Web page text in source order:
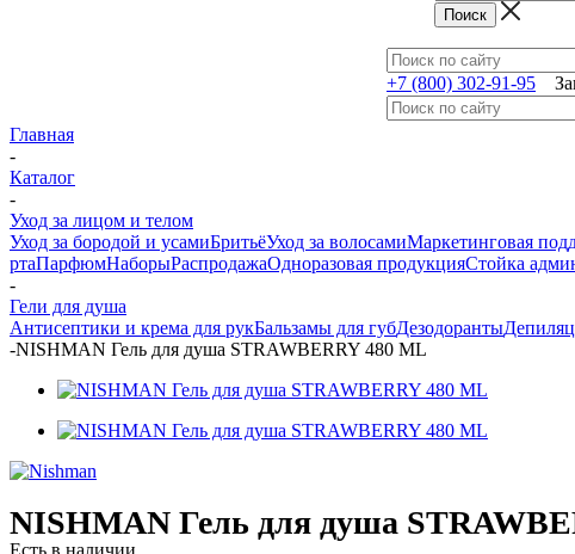
+7 (800) 302-91-95
Главная
-
Каталог
-
Уход за лицом и телом
Уход за бородой и усамиБритьёУход за волосамиМаркетинговая
ртаПарфюмНаборыРаспродажаОдноразовая продукцияСтойка
-
Гели для душа
Антисептики и крема для рукБальзамы для губДезодоранты
-NISHMAN Гель для душа STRAWBERRY 480 ML
NISHMAN Гель для душа
Есть в наличии